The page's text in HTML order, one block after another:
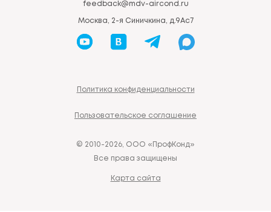
feedback@mdv-aircond.ru
Москва, 2-я Синичкина, д.9Ас7
Политика конфиденциальности
Пользовательское соглашение
© 2010-2026, ООО «ПрофКонд»
Все права защищены
Карта сайта